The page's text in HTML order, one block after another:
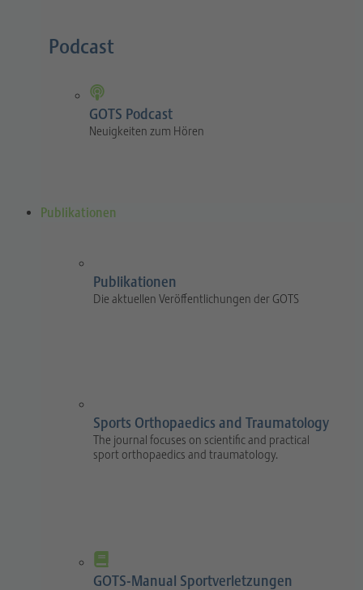
Podcast
GOTS Podcast
Neuigkeiten zum Hören
Publikationen
Publikationen
Die aktuellen Veröffentlichungen der GOTS
Sports Orthopaedics and Traumatology
The journal focuses on scientific and practical
sport orthopaedics and traumatology.
GOTS-Manual Sportverletzungen